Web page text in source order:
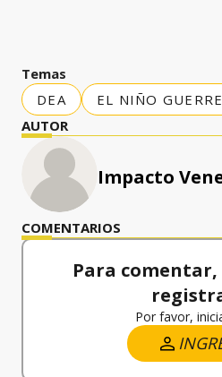
Temas
DEA
EL NIÑO
AUTOR
Impacto
COMENTARIOS
Para comentar,
Por favor,